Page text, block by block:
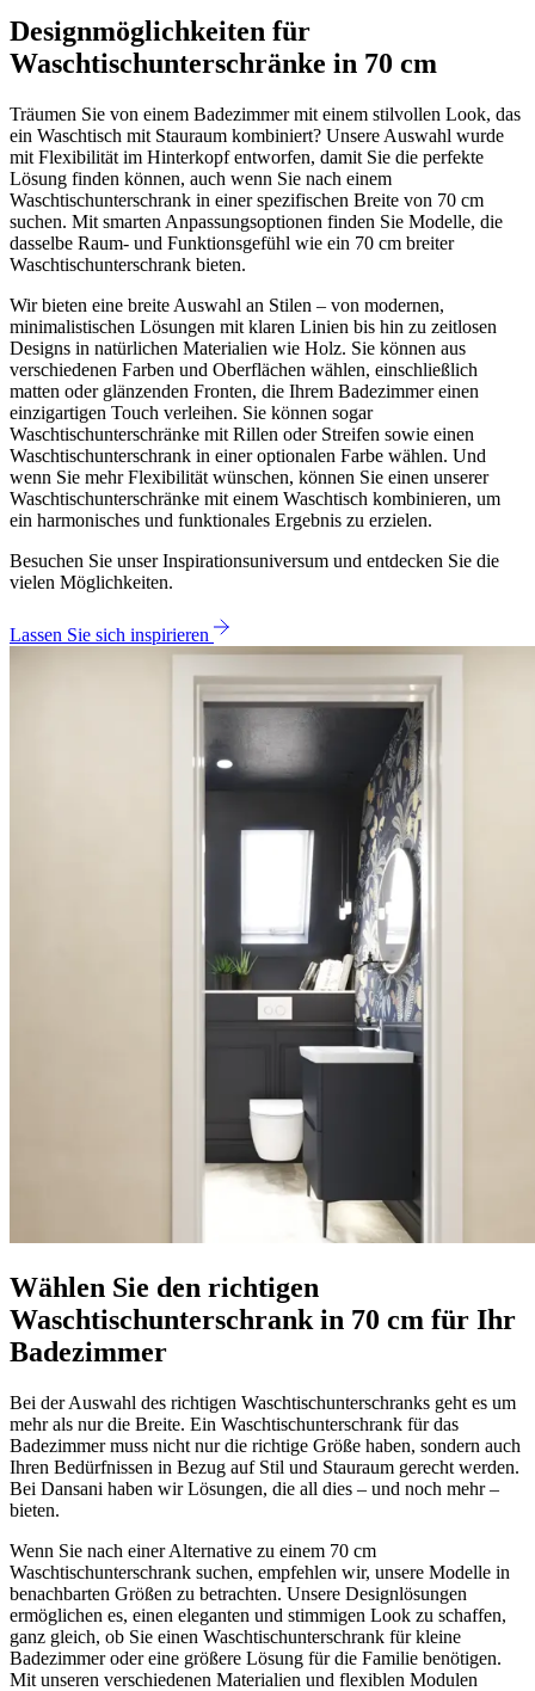
Designmöglichkeiten für
Waschtischunterschränke in 70 cm
Träumen Sie von einem Badezimmer mit einem stilvollen Look, das
ein Waschtisch mit Stauraum kombiniert? Unsere Auswahl wurde
mit Flexibilität im Hinterkopf entworfen, damit Sie die perfekte
Lösung finden können, auch wenn Sie nach einem
Waschtischunterschrank in einer spezifischen Breite von 70 cm
suchen. Mit smarten Anpassungsoptionen finden Sie Modelle, die
dasselbe Raum- und Funktionsgefühl wie ein 70 cm breiter
Waschtischunterschrank bieten.
Wir bieten eine breite Auswahl an Stilen – von modernen,
minimalistischen Lösungen mit klaren Linien bis hin zu zeitlosen
Designs in natürlichen Materialien wie Holz. Sie können aus
verschiedenen Farben und Oberflächen wählen, einschließlich
matten oder glänzenden Fronten, die Ihrem Badezimmer einen
einzigartigen Touch verleihen. Sie können sogar
Waschtischunterschränke mit Rillen oder Streifen sowie einen
Waschtischunterschrank in einer optionalen Farbe wählen. Und
wenn Sie mehr Flexibilität wünschen, können Sie einen unserer
Waschtischunterschränke mit einem Waschtisch kombinieren, um
ein harmonisches und funktionales Ergebnis zu erzielen.
Besuchen Sie unser Inspirationsuniversum und entdecken Sie die
vielen Möglichkeiten.
Lassen Sie sich inspirieren
Wählen Sie den richtigen
Waschtischunterschrank in 70 cm für Ihr
Badezimmer
Bei der Auswahl des richtigen Waschtischunterschranks geht es um
mehr als nur die Breite. Ein Waschtischunterschrank für das
Badezimmer muss nicht nur die richtige Größe haben, sondern auch
Ihren Bedürfnissen in Bezug auf Stil und Stauraum gerecht werden.
Bei Dansani haben wir Lösungen, die all dies – und noch mehr –
bieten.
Wenn Sie nach einer Alternative zu einem 70 cm
Waschtischunterschrank suchen, empfehlen wir, unsere Modelle in
benachbarten Größen zu betrachten. Unsere Designlösungen
ermöglichen es, einen eleganten und stimmigen Look zu schaffen,
ganz gleich, ob Sie einen Waschtischunterschrank für kleine
Badezimmer oder eine größere Lösung für die Familie benötigen.
Mit unseren verschiedenen Materialien und flexiblen Modulen